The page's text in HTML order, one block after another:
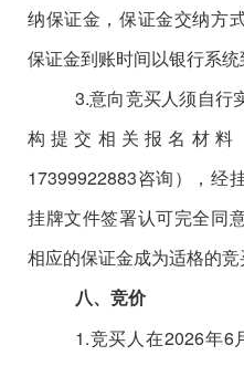
纳保证金，保证金交纳方
保证金到账时间以银行系统
3.意向竞买人须自行
构提交相关报名材料
17399922883咨询），经
挂牌文件签署认可完全同
相应的保证金成为适格的竞
八、竞价
1.竞买人在2026年6